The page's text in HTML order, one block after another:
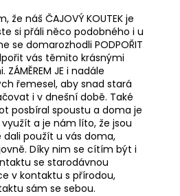
náš ČAJOVÝ KOUTEK je
si přáli něco podobného i u
se domarozhodli PODPOŘIT
vás těmito krásnými
JE i nadále
řemesel, aby snad stará
i v dnešní době. Také
posbíral spoustu a doma je
a je nám líto, že jsou
dali použít u vás doma,
Díky nim se cítím být i
se starodávnou
v kontaktu s přírodou,
sám se sebou.